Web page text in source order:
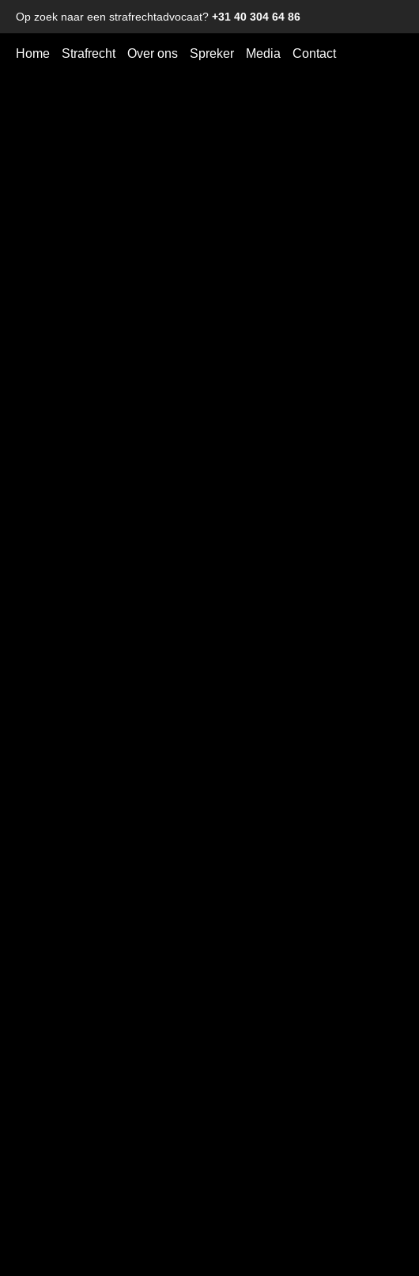
Op zoek naar een strafrechtadvocaat? +31 40 304 64 86
Home Strafrecht Over ons Spreker Media Contact